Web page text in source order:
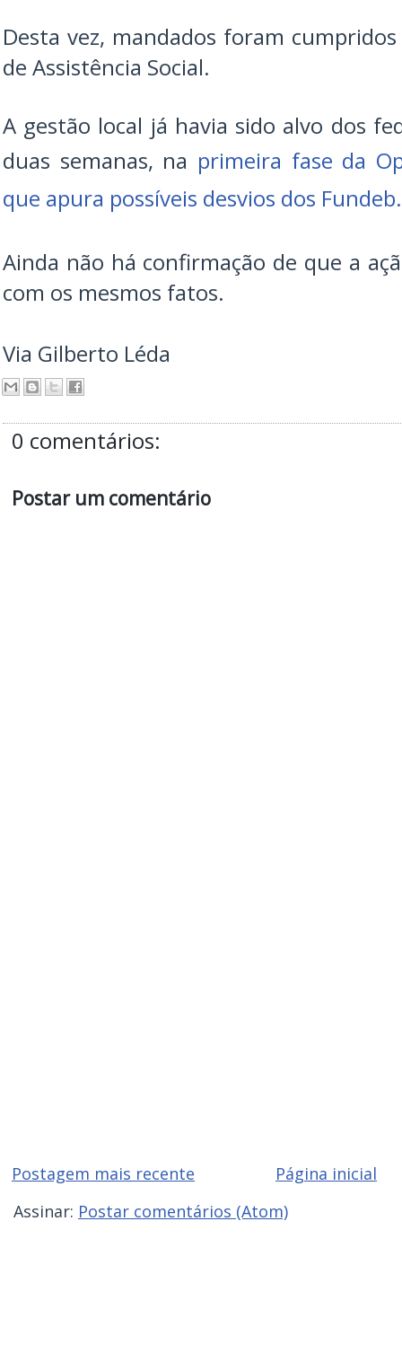
Desta vez, mandados foram
de Assistência Social.
A gestão local já havia sido alvo dos
duas semanas, na primeira fase da
que apura possíveis desvios dos Fundeb.
Ainda não há confirmação de que a
com os mesmos fatos.
Via Gilberto Léda
0 comentários:
Postar um comentário
Postagem mais recente
Página inicial
Assinar: Postar comentários (Atom)